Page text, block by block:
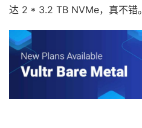
达 2 * 3.2 TB NVMe，真不错。